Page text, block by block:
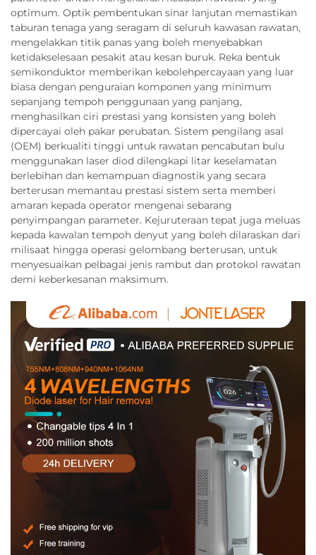
optimum. Optik pembentukan sinar lanjutan memastikan
taburan tenaga yang seragam di seluruh kawasan rawatan,
mengelakkan titik panas yang boleh menyebabkan
ketidakselesaan pesakit atau kesan buruk. Reka bentuk
semikonduktor memberikan kebolehpercayaan yang luar
biasa dengan penguraian komponen yang minimum
sepanjang tempoh penggunaan yang panjang,
menghasilkan ciri prestasi yang konsisten yang boleh
dipercayai oleh pakar perubatan. Sistem pengilang asal
(OEM) berkualiti tinggi untuk rawatan pencabutan bulu
menggunakan laser diod dilengkapi litar keselamatan
berlebihan dan kemampuan diagnostik yang secara
berterusan memantau prestasi sistem serta memberi
amaran kepada operator mengenai sebarang
penyimpangan parameter. Kejuruteraan tepat juga meluas
kepada kawalan tempoh denyut yang boleh dilaraskan dari
milisaat hingga operasi gelombang berterusan, untuk
menyesuaikan pelbagai jenis rambut dan protokol rawatan
demi keberkesanan maksimum.